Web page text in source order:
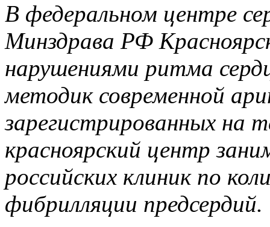
В федеральном центре
Минздрава РФ
нарушениями ритма
методик современной
зарегистрированных на
красноярский центр
российских клиник по
фибрилляции